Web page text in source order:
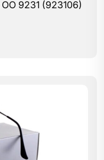
9231 (923106)